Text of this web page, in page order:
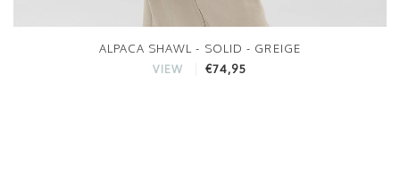
ALPACA SHAWL - SOLID - GREIGE
VIEW €74,95